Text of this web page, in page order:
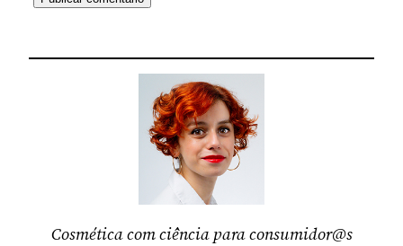
Cosmética com ciência para consumidor@s